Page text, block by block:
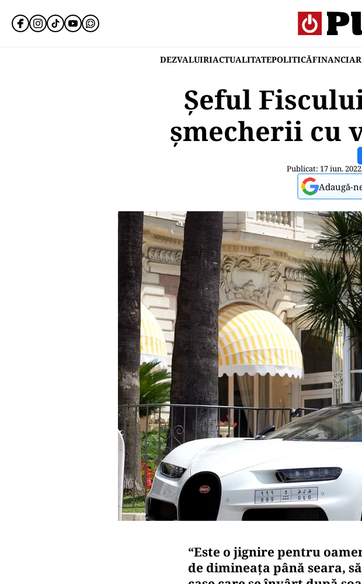
DEZVALUIRIACTUALITATEPOLITICĂFINANCIAR
Șeful
șmecherii cu
Publicat: 17 iun.
Adaugă-
“Este o jignire pentru
de dimineaţa până seara,